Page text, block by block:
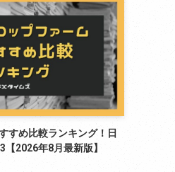
すめ比較ランキング！日
2026年8月最新版】